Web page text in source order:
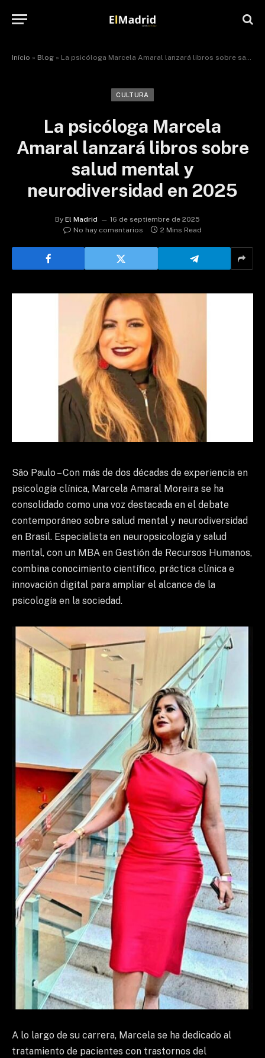
Início » Blog » La psicóloga Marcela Amaral lanzará libros sobre salud mental y neurodiversidad en 2025
CULTURA
La psicóloga Marcela
Amaral lanzará libros sobre
salud mental y
neurodiversidad en 2025
By El Madrid
16 de septiembre de 2025
No hay comentarios
2 Mins Read
São Paulo – Con más de dos décadas de experiencia en
psicología clínica, Marcela Amaral Moreira se ha
consolidado como una voz destacada en el debate
contemporáneo sobre salud mental y neurodiversidad
en Brasil. Especialista en neuropsicología y salud
mental, con un MBA en Gestión de Recursos Humanos,
combina conocimiento científico, práctica clínica e
innovación digital para ampliar el alcance de la
psicología en la sociedad.
A lo largo de su carrera, Marcela se ha dedicado al
tratamiento de pacientes con trastornos del